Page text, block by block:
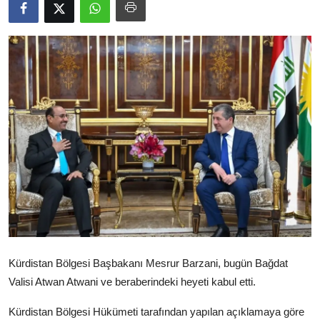
Video
Yazarlar
Arşiv
İletişim
Türkçe Kurdi
Kürdistan Bölgesi Başbakanı Mesrur Barzani, bugün Bağdat
Valisi Atwan Atwani ve beraberindeki heyeti kabul etti.
Kürdistan Bölgesi Hükümeti tarafından yapılan açıklamaya göre